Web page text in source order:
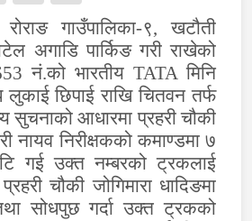
गाउँपालिका-९, खटौती
अगाडि पार्किङ गरी राखेको
नं.को भारतीय TATAमिनि
छिपाई राखि चितवन तर्फ
सुचनाको आधारमा प्रहरी चौकी
नायव निरीक्षकको कमाण्डमा ७
गई उक्त नम्बरको ट्रकलाई
चौकी जोगिमारा धादिङमा
सोधपुछ गर्दा उक्त ट्रकको